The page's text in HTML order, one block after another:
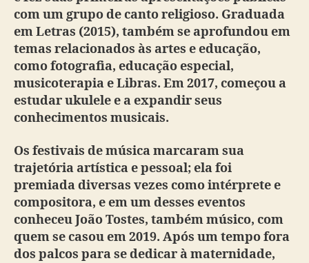
com um grupo de canto religioso. Graduada
em Letras (2015), também se aprofundou em
temas relacionados às artes e educação,
como fotografia, educação especial,
musicoterapia e Libras. Em 2017, começou a
estudar ukulele e a expandir seus
conhecimentos musicais.
Os festivais de música marcaram sua
trajetória artística e pessoal; ela foi
premiada diversas vezes como intérprete e
compositora, e em um desses eventos
conheceu João Tostes, também músico, com
quem se casou em 2019. Após um tempo fora
dos palcos para se dedicar à maternidade,